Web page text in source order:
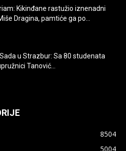
Kikinđane rastužio iznenadni
Dragina, pamtiće ga po...
Sada u Strazbur: Sa 80 studenata
Tanović...
8504
5004